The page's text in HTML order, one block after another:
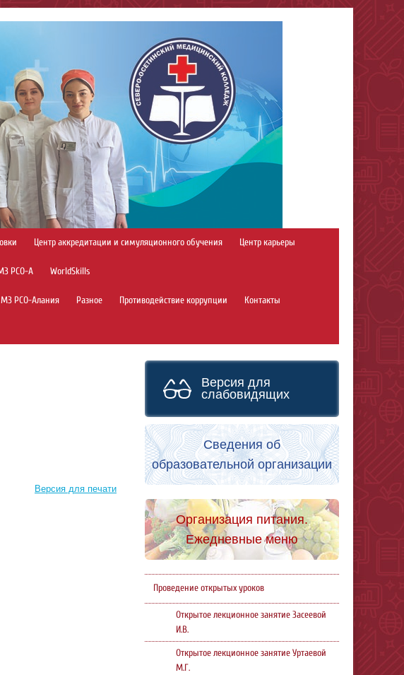
Центр аккредитации и симуляционного обучения Центр карьеры
РСО-А WorldSkills
МЗ РСО-Алания Разное Противодействие коррупции Контакты
Версия для печати
Версия для
слабовидящих
Сведения об
образовательной организации
Организация питания.
Ежедневные меню
Проведение открытых уроков
Открытое лекционное занятие Засеевой
И.В.
Открытое лекционное занятие Уртаевой
М.Г.